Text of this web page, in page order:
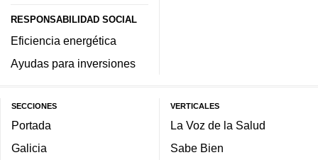
RESPONSABILIDAD SOCIAL
Eficiencia energética
Ayudas para inversiones
SECCIONES
Portada
Galicia
VERTICALES
La Voz de la Salud
Sabe Bien